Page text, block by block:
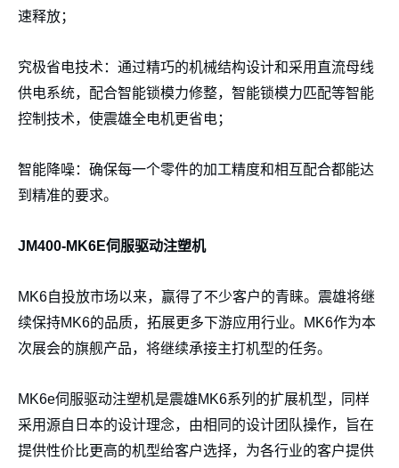
速释放；
究极省电技术：通过精巧的机械结构设计和采用直流母线
供电系统，配合智能锁模力修整，智能锁模力匹配等智能
控制技术，使震雄全电机更省电；
智能降噪：确保每一个零件的加工精度和相互配合都能达
到精准的要求。
JM400-MK6E伺服驱动注塑机
MK6自投放市场以来，赢得了不少客户的青睐。震雄将继
续保持MK6的品质，拓展更多下游应用行业。MK6作为本
次展会的旗舰产品，将继续承接主打机型的任务。
MK6e伺服驱动注塑机是震雄MK6系列的扩展机型，同样
采用源自日本的设计理念，由相同的设计团队操作，旨在
提供性价比更高的机型给客户选择，为各行业的客户提供